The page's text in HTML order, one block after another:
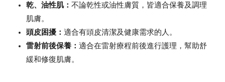
乾、油性肌：不論乾性或油性膚質，皆適合保養及調理
肌膚。
頭皮困擾：適合有頭皮清潔及健康需求的人。
雷射前後保養：適合在雷射療程前後進行護理，幫助舒
緩和修復肌膚。